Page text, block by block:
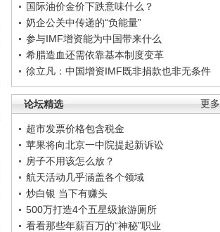
国际油价金价下跌意味什么？
奶企公关中传递的“负能量”
参与IMF增资能为中国带来什么
希腊造血还需依靠基本制度变革
徐立凡：中国增资IMF既非捐款也非无条件
更多
论坛精选
超市发票价格包含税金
苹果将向北京一中院提起新诉讼
房子不用该怎么放？
航天活动几乎涵盖各个领域
炒白银 当下有赚头
500万打造4个五星级旅游厕所
看看那些年薪百万的“神秘”职业